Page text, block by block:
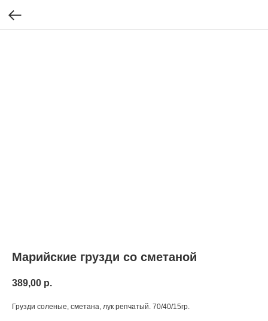
Марийские грузди со сметаной
389,00 р.
Грузди соленые, сметана, лук репчатый. 70/40/15гр.